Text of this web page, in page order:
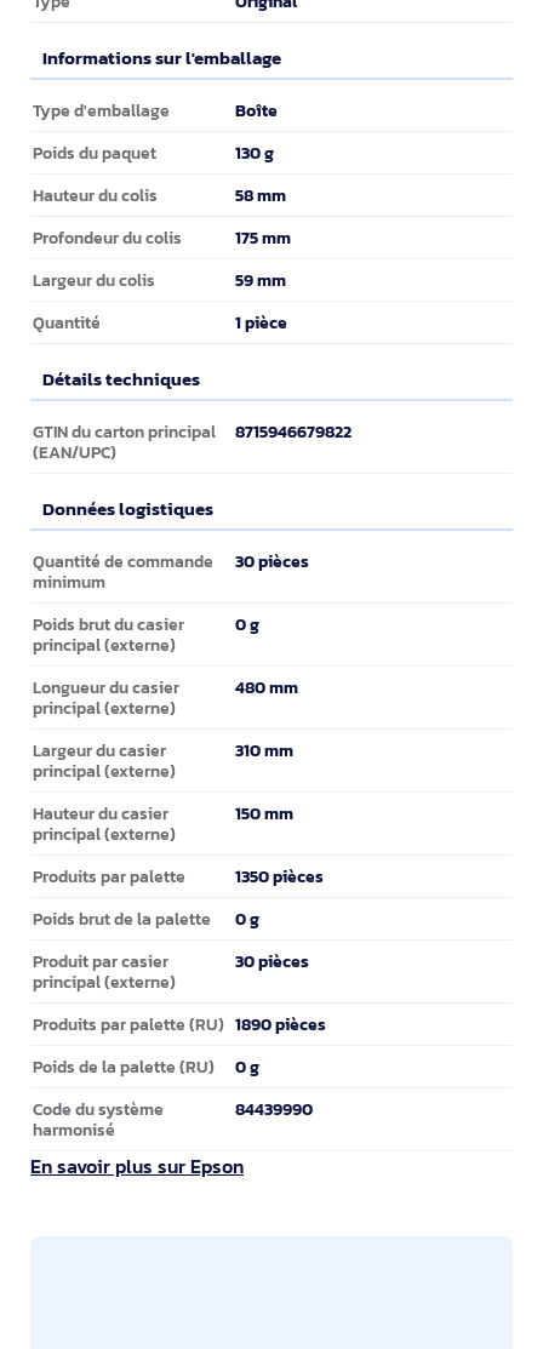
Informations sur l'emballage
Informations sur l'emballage
Type d'emballage Boîte
Poids du paquet 130 g
Hauteur du colis 58 mm
Profondeur du colis 175 mm
Largeur du colis 59 mm
Quantité 1 pièce
Détails techniques
Détails techniques
GTIN du carton principal
(EAN/UPC)
8715946679822
Données logistiques
Données logistiques
Quantité de commande
minimum
30 pièces
Poids brut du casier
principal (externe)
0 g
Longueur du casier
principal (externe)
480 mm
Largeur du casier
principal (externe)
310 mm
Hauteur du casier
principal (externe)
150 mm
Produits par palette 1350 pièces
Poids brut de la palette 0 g
Produit par casier
principal (externe)
30 pièces
Produits par palette (RU) 1890 pièces
Poids de la palette (RU) 0 g
Code du système
harmonisé
84439990
En savoir plus sur Epson